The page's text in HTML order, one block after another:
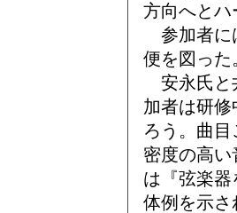
方向へとハ
参加者に
便を図った
安永氏と
加者は研
ろう。曲
密度の高
は『弦楽
体例を示さ